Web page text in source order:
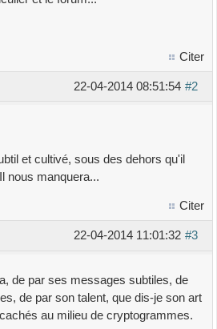
Citer
#2
22-04-2014 08:51:54
et cultivé, sous des dehors qu'il
nous manquera...
Citer
#3
22-04-2014 11:01:32
de par ses messages subtiles, de
de par son talent, que dis-je son art
au milieu de cryptogrammes.